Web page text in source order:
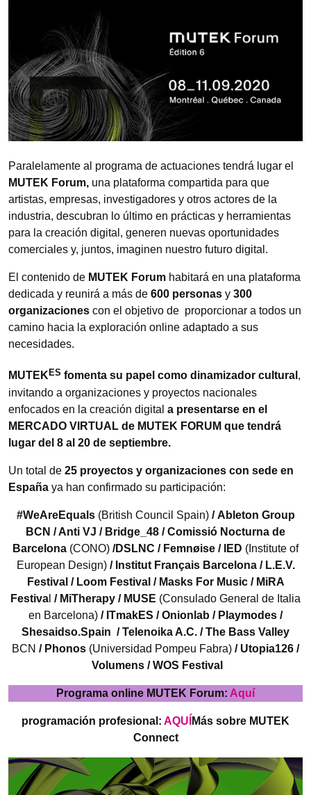
Paralelamente al programa de actuaciones tendrá lugar el
MUTEK Forum, una plataforma compartida para que
artistas, empresas, investigadores y otros actores de la
industria, descubran lo último en prácticas y herramientas
para la creación digital, generen nuevas oportunidades
comerciales y, juntos, imaginen nuestro futuro digital.
El contenido de MUTEK Forum habitará en una plataforma
dedicada y reunirá a más de 600 personas y 300
organizaciones con el objetivo de proporcionar a todos un
camino hacia la exploración online adaptado a sus
necesidades.
MUTEKES fomenta su papel como dinamizador cultural ,
invitando a organizaciones y proyectos nacionales
enfocados en la creación digital a presentarse en el
MERCADO VIRTUAL de MUTEK FORUM que tendrá
lugar del 8 al 20 de septiembre.
Un total de 25 proyectos y organizaciones con sede en
España ya han confirmado su participación:
#WeAreEquals(British Council Spain)/ Ableton Group
BCN / Anti VJ / Bridge_48 / Comissió Nocturna de
Barcelona (CONO) /DSLNC / Femnøise / IED (Institute of
European Design) / Institut Français Barcelona / L.E.V.
Festival / Loom Festival / Masks For Music / MiRA
Festiva / MiTherapy / MUSE (Consulado General de Italia
en Barcelona) / ITmakES / Onionlab / Playmodes /
Shesaidso.Spain / Telenoika A.C. / The Bass Valley
BCN / Phonos (Universidad Pompeu Fabra) / Utopia126 /
Volumens / WOS Festival
Programa online MUTEK Forum: Aquí
programación profesional: AQUÍ Más sobre MUTEK
Connect